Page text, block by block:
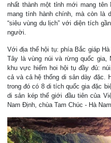
nhất thành một tỉnh mới mang
mang tính hành chính, mà còn là
“siêu vùng du lịch” với diện tích
người.
Với địa thế hội tụ: phía Bắc giáp
Tây là vùng núi và rừng quốc gia,
khu vực hiếm hoi hội tụ đầy đủ:
cả và cả hệ thống di sản dày đặc.
trong đó có 8 di tích quốc gia đặc
di sản kép thế giới đầu tiên của
Nam Định, chùa Tam Chúc - Hà